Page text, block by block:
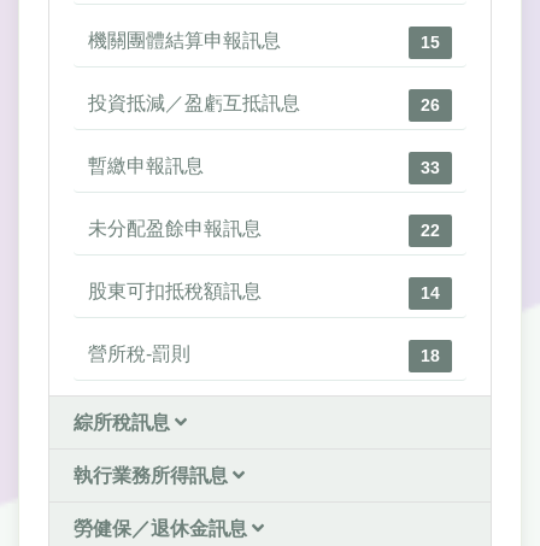
機關團體結算申報訊息 15
投資抵減／盈虧互抵訊息 26
暫繳申報訊息 33
未分配盈餘申報訊息 22
股東可扣抵稅額訊息 14
營所稅-罰則 18
綜所稅訊息
執行業務所得訊息
勞健保／退休金訊息